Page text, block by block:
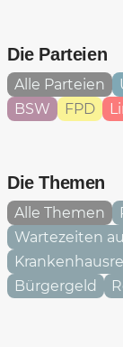
Die Parteien
Alle Parteien
BSW
FPD
Die Themen
Alle Themen
Wartezeiten
Bürgergeld